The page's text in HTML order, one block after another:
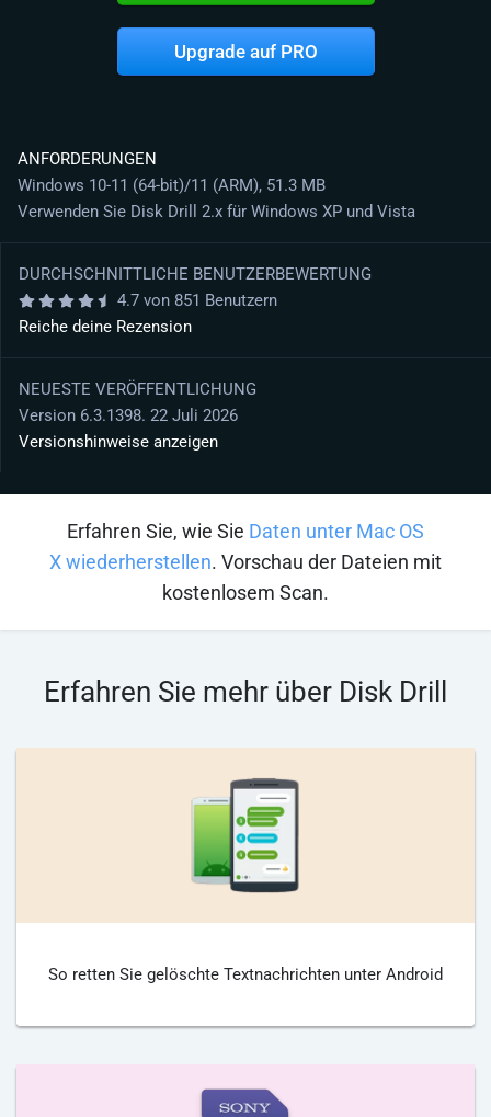
Upgrade auf PRO
ANFORDERUNGEN
Windows 10-11 (64-bit)/11 (ARM), 51.3 MB
Verwenden Sie Disk Drill 2.x für Windows XP und Vista
DURCHSCHNITTLICHE BENUTZERBEWERTUNG
4.7 von 851 Benutzern
Reiche deine Rezension
NEUESTE VERÖFFENTLICHUNG
Version 6.3.1398. 22 Juli 2026
Versionshinweise anzeigen
Erfahren Sie, wie Sie Daten unter Mac OS
X wiederherstellen. Vorschau der Dateien mit
kostenlosem Scan.
Erfahren Sie mehr über Disk Drill
So retten Sie gelöschte Textnachrichten unter Android